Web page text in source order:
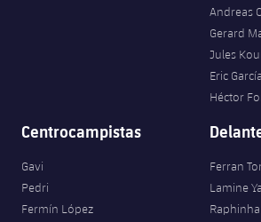
Andreas
Gerard
Jules
Eric García
Héctor
Centrocampistas
Gavi
Pedri
Fermín López
Ferran
Lamine
Raphinha